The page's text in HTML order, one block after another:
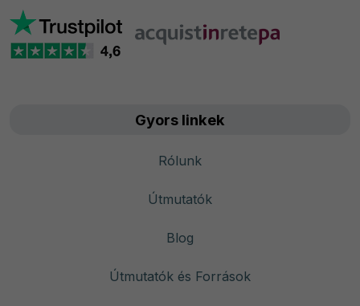
Gyors linkek
Rólunk
Útmutatók
Blog
Útmutatók és Források